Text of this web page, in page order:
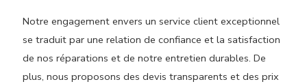
Notre engagement envers un service client exceptionnel
se traduit par une relation de confiance et la satisfaction
de nos réparations et de notre entretien durables. De
plus, nous proposons des devis transparents et des prix